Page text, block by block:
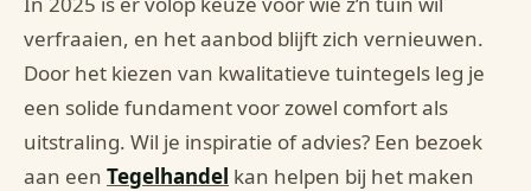
verfraaien, en het aanbod blijft zich vernieuwen.
Door het kiezen van kwalitatieve tuintegels leg je
een solide fundament voor zowel comfort als
uitstraling. Wil je inspiratie of advies? Een bezoek
aan een Tegelhandel kan helpen bij het maken